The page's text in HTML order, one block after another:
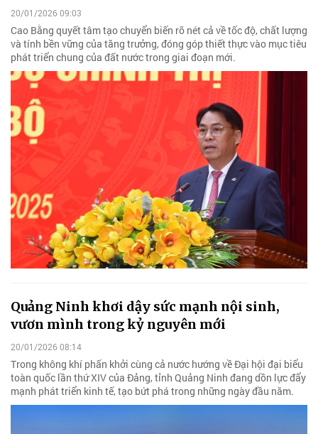
20/01/2026 09:03
Cao Bằng quyết tâm tạo chuyển biến rõ nét cả về tốc độ, chất lượng
và tính bền vững của tăng trưởng, đóng góp thiết thực vào mục tiêu
phát triển chung của đất nước trong giai đoạn mới.
Quảng Ninh khơi dậy sức mạnh nội sinh,
vươn mình trong kỷ nguyên mới
20/01/2026 08:14
Trong không khí phấn khởi cùng cả nước hướng về Đại hội đại biểu
toàn quốc lần thứ XIV của Đảng, tỉnh Quảng Ninh đang dồn lực đẩy
mạnh phát triển kinh tế, tạo bứt phá trong những ngày đầu năm.